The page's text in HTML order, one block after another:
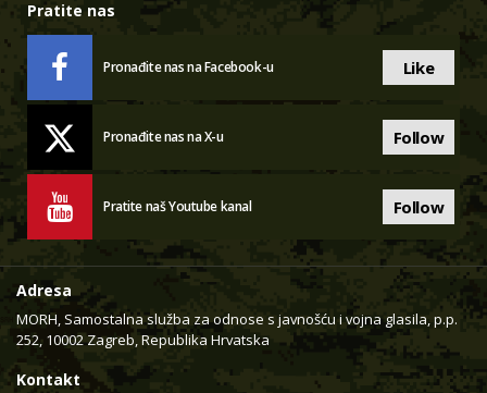
Pratite nas
Pronađite nas na Facebook-u Like
Pronađite nas na X-u Follow
Pratite naš Youtube kanal Follow
Adresa
MORH, Samostalna služba za odnose s javnošću i vojna glasila, p.p.
252, 10002 Zagreb, Republika Hrvatska
Kontakt